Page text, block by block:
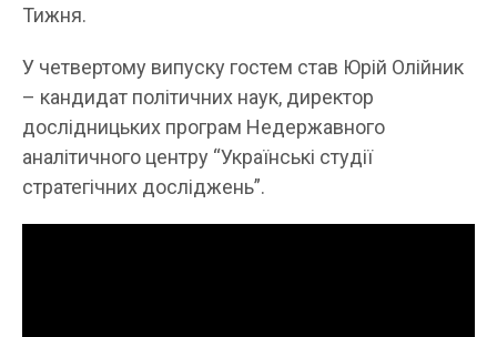
Тижня.
У четвертому випуску гостем став Юрій Олійник
– кандидат політичних наук, директор
дослідницьких програм Недержавного
аналітичного центру “Українські студії
стратегічних досліджень”.